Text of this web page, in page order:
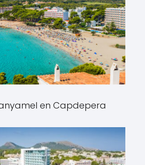
en Capdepera